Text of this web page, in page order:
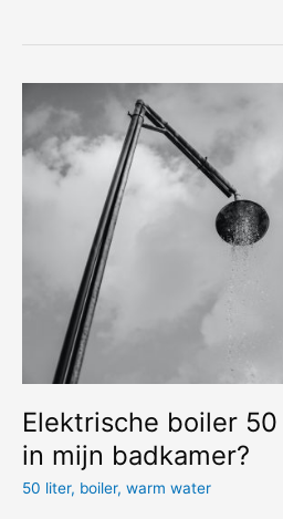
3
personen
met
een
Elektrische boiler
in mijn badkamer?
50 liter, boiler, warm water